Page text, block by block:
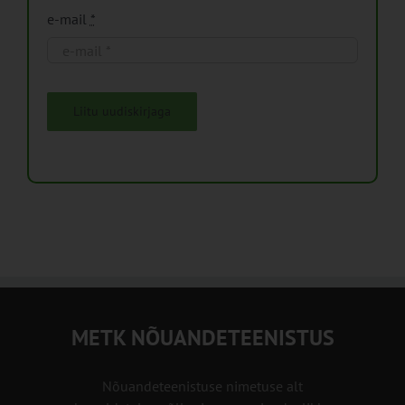
e-mail *
METK NÕUANDETEENISTUS
Nõuandeteenistuse nimetuse alt